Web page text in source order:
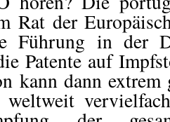
Rat der
Führung in der
Patente auf
kann dann extrem
weltweit